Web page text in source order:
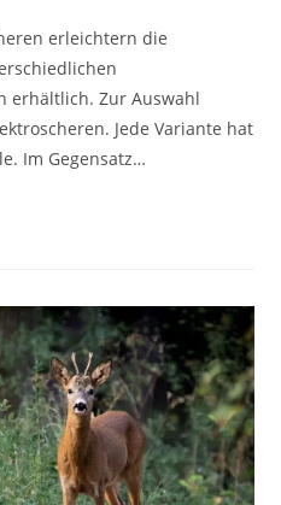
erleichtern die
erhältlich. Zur Auswahl
Jede Variante hat
Im Gegensatz…